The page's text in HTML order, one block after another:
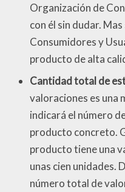
Organización de
con él sin dudar.
Consumidores y
producto de alta
Cantidad total de
valoraciones es una
indicará el número
producto concreto.
producto tiene una
unas cien unidades.
número total de